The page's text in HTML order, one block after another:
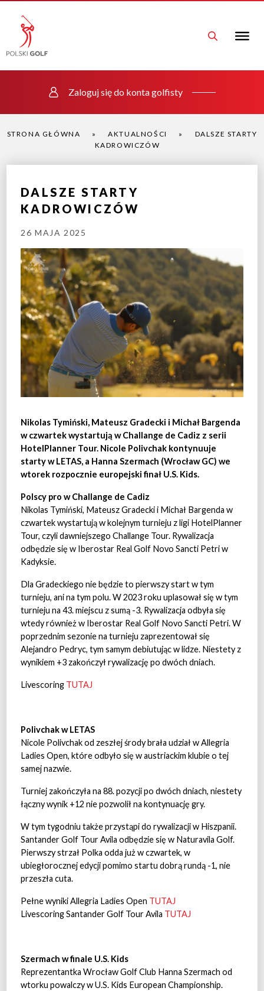
Zaloguj się do konta golfisty
STRONA GŁÓWNA » AKTUALNOŚCI »
DALSZE STARTY
KADROWICZÓW
DALSZE STARTY
KADROWICZÓW
26 MAJA 2025
Nikolas Tymiński, Mateusz Gradecki i Michał Bargenda
w czwartek wystartują w Challange de Cadiz z serii
HotelPlanner Tour. Nicole Polivchak kontynuuje
starty w LETAS, a Hanna Szermach (Wrocław GC) we
wtorek rozpocznie europejski finał U.S. Kids.
Polscy pro w Challange de Cadiz
Nikolas Tymiński, Mateusz Gradecki i Michał Bargenda w
czwartek wystartują w kolejnym turnieju z ligi HotelPlanner
Tour, czyli dawniejszego Challange Tour. Rywalizacja
odbędzie się w Iberostar Real Golf Novo Sancti Petri w
Kadyksie.
Dla Gradeckiego nie będzie to pierwszy start w tym
turnieju, ani na tym polu. W 2023 roku uplasował się w tym
turnieju na 43. miejscu z sumą -3. Rywalizacja odbyła się
wtedy również w Iberostar Real Golf Novo Sancti Petri. W
poprzednim sezonie na turnieju zaprezentował się
Alejandro Pedryc, tym samym debiutując w lidze. Niestety z
wynikiem +3 zakończył rywalizację po dwóch dniach.
Livescoring TUTAJ
Polivchak w LETAS
Nicole Polivchak od zeszłej środy brała udział w Allegria
Ladies Open, które odbyło się w austriackim klubie o tej
samej nazwie.
Turniej zakończyła na 88. pozycji po dwóch dniach, niestety
łączny wynik +12 nie pozwolił na kontynuację gry.
W tym tygodniu także przystąpi do rywalizacji w Hiszpanii.
Santander Golf Tour Avila odbędzie się w Naturavila Golf.
Pierwszy strzał Polka odda już w czwartek, w
ubiegłorocznej edycji pomimo startu dobrą rundą -1, nie
przeszła cuta.
Pełne wyniki Allegria Ladies Open TUTAJ
Livescoring Santander Golf Tour Avila TUTAJ
Szermach w finale U.S. Kids
Reprezentantka Wrocław Golf Club Hanna Szermach od
wtorku powalczy w U.S. Kids European Championship.